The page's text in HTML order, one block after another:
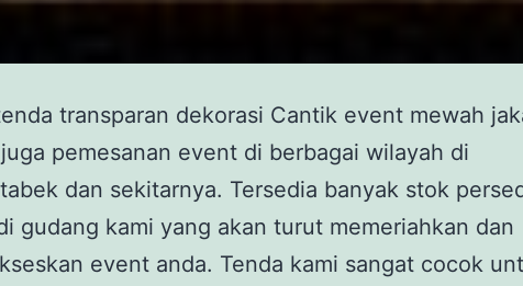
transparan dekorasi Cantik event mewah
pemesanan event di berbagai wilayah di
dan sekitarnya. Tersedia banyak stok
gudang kami yang akan turut memeriahkan dan
event anda. Tenda kami sangat cocok